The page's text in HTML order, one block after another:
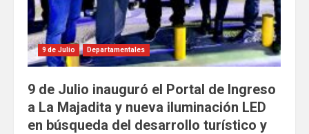
9 de Julio Departamentales
9 de Julio inauguró el Portal de Ingreso
a La Majadita y nueva iluminación LED
en búsqueda del desarrollo turístico y